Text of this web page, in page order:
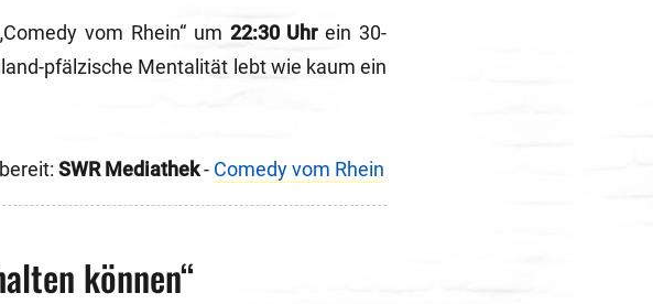
vom Rhein“ um 22:30 Uhrein 30-
pfälzische Mentalität lebt wie kaum ein
SWR Mediathek- Comedy vom Rhein
können“